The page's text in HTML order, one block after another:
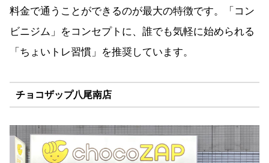
料金で通うことができるのが最大の特徴です。「コン
ビニジム」をコンセプトに、誰でも気軽に始められる
「ちょいトレ習慣」を推奨しています。
チョコザップ八尾南店